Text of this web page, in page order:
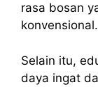
rasa bosan
konvensional.
Selain itu,
daya ingat